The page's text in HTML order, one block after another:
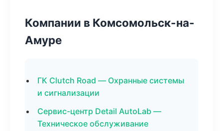
Компании в Комсомольск-на-
Амуре
ГК Clutch Road — Охранные системы
и сигнализации
Сервис-центр Detail AutoLab —
Техническое обслуживание